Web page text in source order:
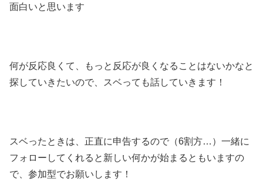
面白いと思います
何が反応良くて、もっと反応が良くなることはないかなと
探していきたいので、スベっても話していきます！
スベったときは、正直に申告するので（6割方…）一緒に
フォローしてくれると新しい何かが始まるともいますの
で、参加型でお願いします！